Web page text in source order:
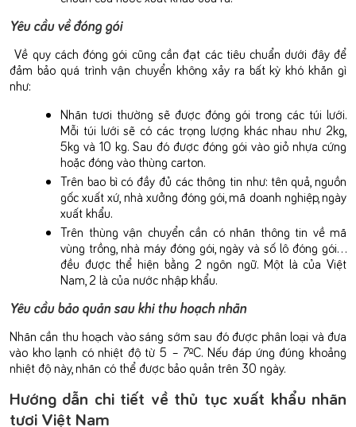
Yêu cầu về đóng gói
Về quy cách đóng gói cũng cần đạt các tiêu chuẩn dưới đây để
đảm bảo quá trình vận chuyển không xảy ra bất kỳ khó khăn gì
như:
Nhãn tươi thường sẽ được đóng gói trong các túi lưới.
Mỗi túi lưới sẽ có các trọng lượng khác nhau như 2kg,
5kg và 10 kg. Sau đó được đóng gói vào giỏ nhựa cứng
hoặc đóng vào thùng carton.
Trên bao bì có đầy đủ các thông tin như: tên quả, nguồn
gốc xuất xứ, nhà xưởng đóng gói, mã doanh nghiệp, ngày
xuất khẩu.
Trên thùng vận chuyển cần có nhãn thông tin về mã
vùng trồng, nhà máy đóng gói, ngày và số lô đóng gói…
đều được thể hiện bằng 2 ngôn ngữ. Một là của Việt
Nam, 2 là của nước nhập khẩu.
Yêu cầu bảo quản sau khi thu hoạch nhãn
Nhãn cần thu hoạch vào sáng sớm sau đó được phân loại và đưa
vào kho lạnh có nhiệt độ từ 5 – 7ºC. Nếu đáp ứng đúng khoảng
nhiệt độ này, nhãn có thể được bảo quản trên 30 ngày.
Hướng dẫn chi tiết về thủ tục xuất khẩu nhãn
tươi Việt Nam